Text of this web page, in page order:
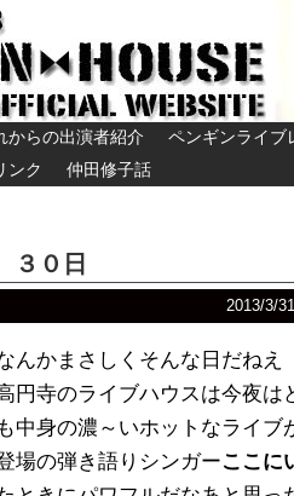
からの出演者紹介 ペンギンライブ
ンク 仲田修子話
０日
2013/3/31
んかまさしくそんな日だね
寺のライブハウスは今夜は
中身の濃～いホットなライ
場の弾き語りシンガーここに